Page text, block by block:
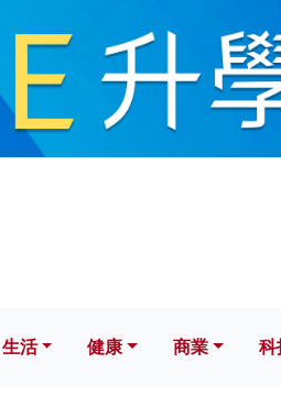
健康 科
生活 健康 商業 科